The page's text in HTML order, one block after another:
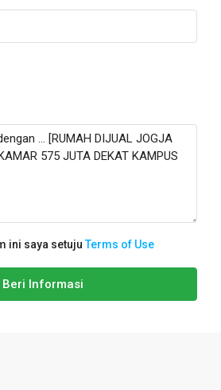
ini saya setujuTerms of Use
Beri Informasi